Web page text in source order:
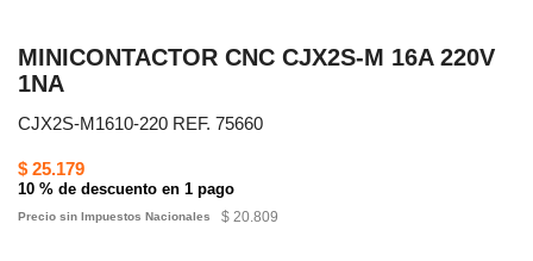
MINICONTACTOR CNC CJX2S-M 16A 220V
1NA
CJX2S-M1610-220 REF. 75660
$ 25.179
10 % de descuento en 1 pago
Precio sin Impuestos Nacionales $ 20.809